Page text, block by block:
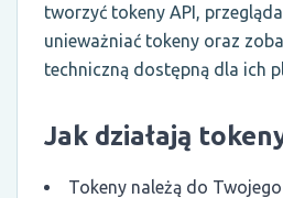
tworzyć tokeny API,
unieważniać tokeny oraz
techniczną dostępną dla ich
Jak działają
Tokeny należą do Twojego